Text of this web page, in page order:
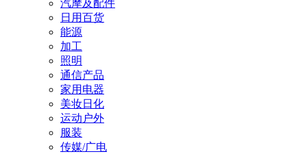
汽摩及配件
日用百货
能源
加工
照明
通信产品
家用电器
美妆日化
运动户外
服装
传媒/广电